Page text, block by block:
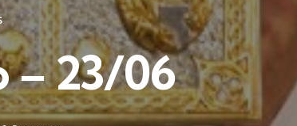
– 23/06